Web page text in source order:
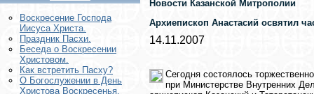
Воскреcение Господа
Иисуса Христа.
Праздник Пасхи.
Беседа о Воскресении
Христовом.
Как встретить Пасху?
О Богослужении в День
Христова Воскресенья.
Новости Казанской Митрополии
Архиепископ Анастасий освятил
14.11.2007
Сегодня состоялось
при Министерстве Внутренних